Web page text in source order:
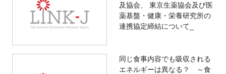
及協会、 東京生薬協会及び医
薬基盤・健康・栄養研究所の
連携協定締結について_
同じ食事内容でも吸収される
エネルギーは異なる？ ～食